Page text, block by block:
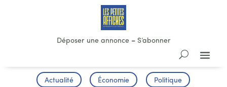
Déposer une annonce– S’abonner
Actualité Économie Politique